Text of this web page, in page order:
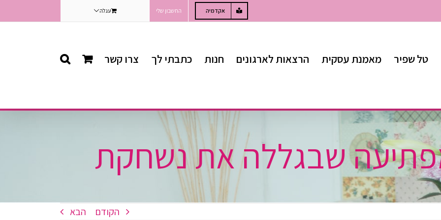
אקדמיה החשבון שלי עגלה
טל שפיר מאמנת עסקית הרצאות לארגונים חנות כתבתי לך צרו קשר
שבגללה את נשחקת
הקודם הבא